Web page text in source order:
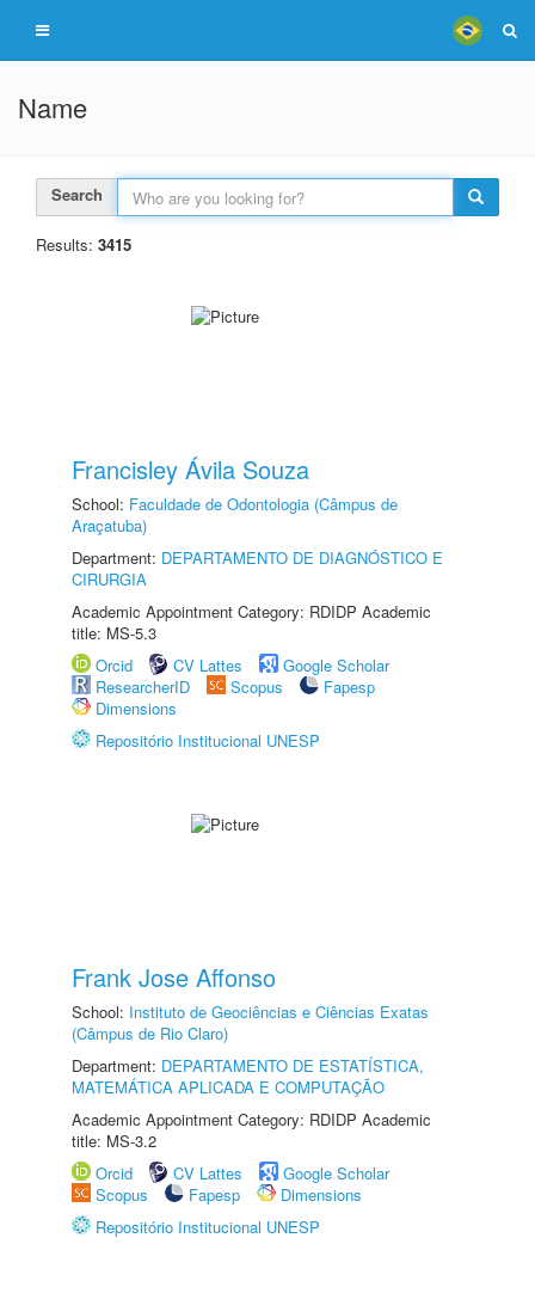
Name
Search
Results: 3415
Francisley Ávila Souza
School: Faculdade de Odontologia (Câmpus de
Araçatuba)
Department: DEPARTAMENTO DE DIAGNÓSTICO E
CIRURGIA
Academic Appointment Category: RDIDP Academic
title: MS-5.3
Orcid
CV Lattes
Google Scholar
ResearcherID
Scopus
Fapesp
Dimensions
Repositório Institucional UNESP
Frank Jose Affonso
School: Instituto de Geociências e Ciências Exatas
(Câmpus de Rio Claro)
Department: DEPARTAMENTO DE ESTATÍSTICA,
MATEMÁTICA APLICADA E COMPUTAÇÃO
Academic Appointment Category: RDIDP Academic
title: MS-3.2
Orcid
CV Lattes
Google Scholar
Scopus
Fapesp
Dimensions
Repositório Institucional UNESP